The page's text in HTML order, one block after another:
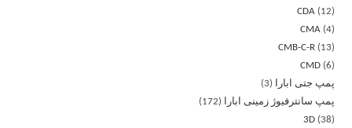
CDA
12
CMA 4
CMB-C-R
13
CMD 6
پمپ جتی ابارا
3
پمپ سانترفیوژ زمینی ابارا
172
3D 38